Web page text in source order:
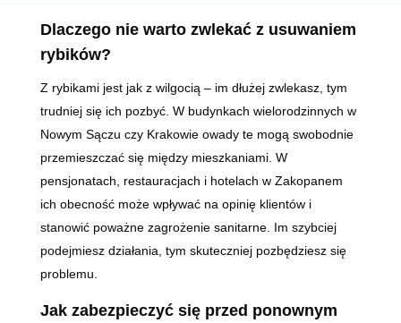
Dlaczego nie warto zwlekać z usuwaniem
rybików?
Z rybikami jest jak z wilgocią – im dłużej zwlekasz, tym
trudniej się ich pozbyć. W budynkach wielorodzinnych w
Nowym Sączu czy Krakowie owady te mogą swobodnie
przemieszczać się między mieszkaniami. W
pensjonatach, restauracjach i hotelach w Zakopanem
ich obecność może wpływać na opinię klientów i
stanowić poważne zagrożenie sanitarne. Im szybciej
podejmiesz działania, tym skuteczniej pozbędziesz się
problemu.
Jak zabezpieczyć się przed ponownym